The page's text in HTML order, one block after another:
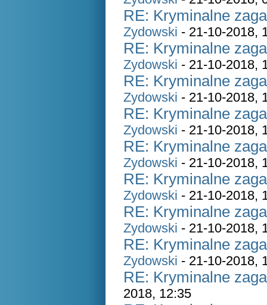
RE: Kryminalne
Zydowski - 21-10-2018,
RE: Kryminalne
Zydowski - 21-10-2018,
RE: Kryminalne
Zydowski - 21-10-2018,
RE: Kryminalne
Zydowski - 21-10-2018,
RE: Kryminalne
Zydowski - 21-10-2018,
RE: Kryminalne
Zydowski - 21-10-2018,
RE: Kryminalne
Zydowski - 21-10-2018,
RE: Kryminalne
Zydowski - 21-10-2018,
RE: Kryminalne
2018, 12:35